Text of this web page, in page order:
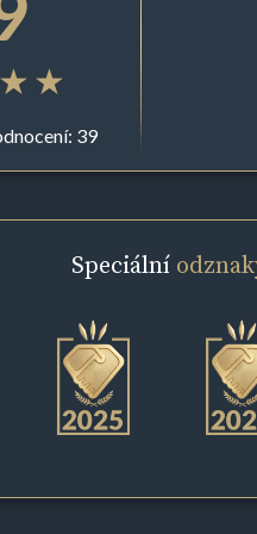
39
Speciální